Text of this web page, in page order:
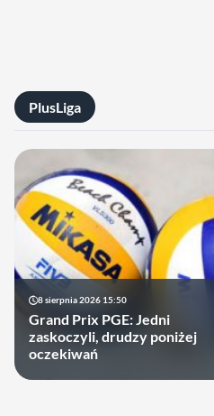
PlusLiga
8 sierpnia 2026 15:50
Grand Prix PGE: Jedni
zaskoczyli, drudzy poniżej
oczekiwań